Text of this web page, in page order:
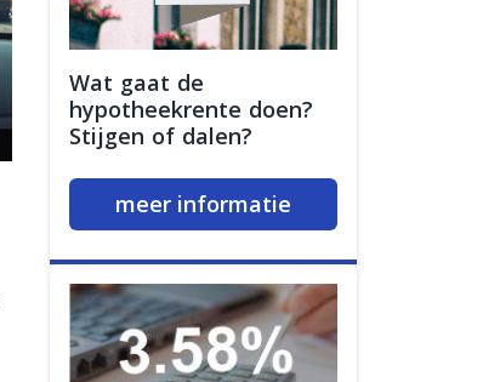
Wat gaat de
hypotheekrente doen?
Stijgen of dalen?
meer informatie